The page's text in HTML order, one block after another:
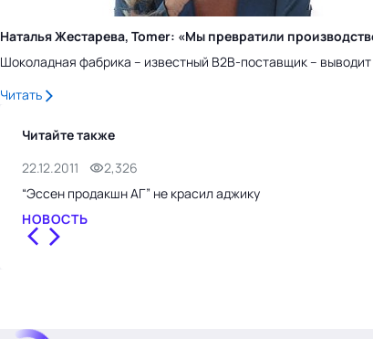
Наталья Жестарева, Tomer: «Мы превратили
Шоколадная фабрика – известный B2B-поставщик –
Читать
Читайте также
22.12.2011
2,326
“Эссен продакшн АГ” не красил аджику
НОВОСТЬ